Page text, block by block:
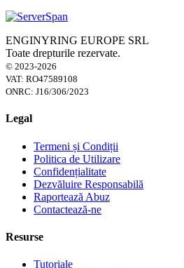
ENGINYRING EUROPE SRL
Toate drepturile rezervate.
© 2023-2026
VAT: RO47589108
ONRC: J16/306/2023
Legal
Termeni și Condiții
Politica de Utilizare
Confidențialitate
Dezvăluire Responsabilă
Raportează Abuz
Contactează-ne
Resurse
Tutoriale